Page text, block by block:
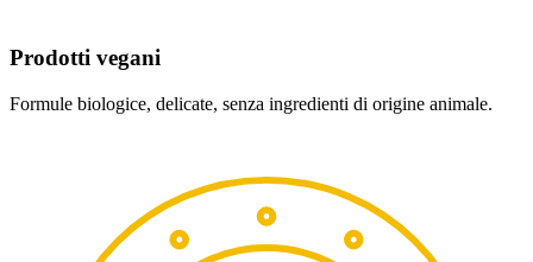
Prodotti vegani
Formule biologice, delicate, senza ingredienti di origine animale.